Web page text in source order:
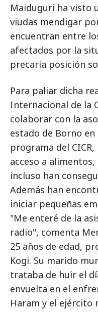
Maiduguri ha visto
viudas mendigar
encuentran entre
afectados por la
precaria posición
Para paliar dicha
Internacional de la
colaborar con la
estado de Borno en
programa del
acceso a
incluso han
Además han
iniciar pequeñas
"Me enteré de la
radio", comenta
25 años de edad,
Kogi. Su marido
trataba de huir el
envuelta en el
Haram y el ejército